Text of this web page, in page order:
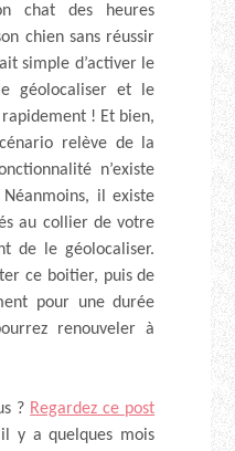
chat des heures
chien sans réussir
simple d’activer le
géolocaliser et le
! Et bien,
relève de la
n’existe
il existe
au collier de votre
de le géolocaliser.
ce boitier, puis de
pour une durée
renouveler à
? Regardez ce post
y a quelques mois